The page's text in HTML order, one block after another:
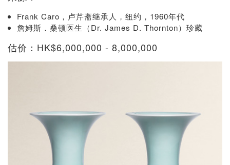
Frank Caro，卢芹斋继承人，纽约，1960年代
詹姆斯．桑顿医生（Dr. James D. Thornton）珍藏
估价：HK$6,000,000 - 8,000,000